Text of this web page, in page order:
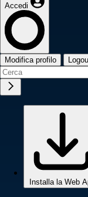
Accedi
Modifica profilo
Installa la Web